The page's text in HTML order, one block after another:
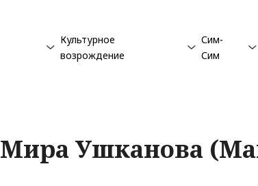
Культурное
возрождение
Сим-
Сим
Мира Ушканова